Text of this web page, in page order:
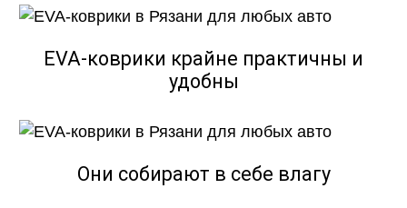
EVA-коврики крайне практичны и
удобны
Они собирают в себе влагу